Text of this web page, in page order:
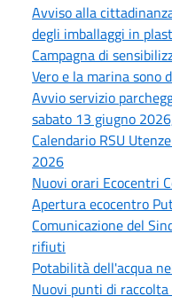
Avviso alla
degli imballaggi in
Campagna di
Vero e la marina sono
Avvio servizio
sabato 13 giugno
Calendario RSU
2026
Nuovi orari Ecocentri
Apertura ecocentro
Comunicazione del
rifiuti
Potabilità dell'acqua
Nuovi punti di